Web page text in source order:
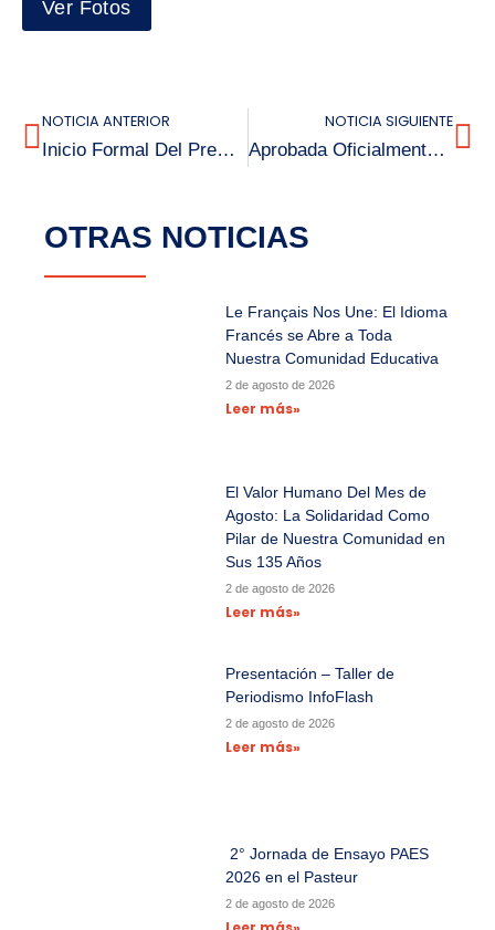
Ver Fotos
NOTICIA ANTERIOR
Inicio Formal Del PreU Araucanía
NOTICIA SIGUIENTE
Aprobada Oficialmente la Jornada Escolar Completa (JEC) Para Prebásica
OTRAS NOTICIAS
Le Français Nos Une: El Idioma
Francés se Abre a Toda
Nuestra Comunidad Educativa
2 de agosto de 2026
Leer más»
El Valor Humano Del Mes de
Agosto: La Solidaridad Como
Pilar de Nuestra Comunidad en
Sus 135 Años
2 de agosto de 2026
Leer más»
Presentación – Taller de
Periodismo InfoFlash
2 de agosto de 2026
Leer más»
2° Jornada de Ensayo PAES
2026 en el Pasteur
2 de agosto de 2026